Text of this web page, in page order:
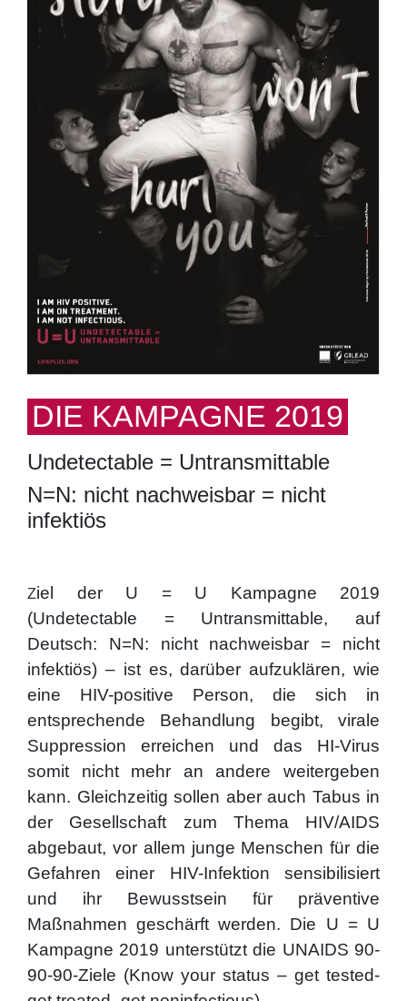
DIE KAMPAGNE 2019
Undetectable = Untransmittable
N=N: nicht nachweisbar = nicht
infektiös
Ziel der U = U Kampagne 2019
(Undetectable = Untransmittable, auf
Deutsch: N=N: nicht nachweisbar = nicht
infektiös) – ist es, darüber aufzuklären, wie
eine HIV-positive Person, die sich in
entsprechende Behandlung begibt, virale
Suppression erreichen und das HI-Virus
somit nicht mehr an andere weitergeben
kann. Gleichzeitig sollen aber auch Tabus in
der Gesellschaft zum Thema HIV/AIDS
abgebaut, vor allem junge Menschen für die
Gefahren einer HIV-Infektion sensibilisiert
und ihr Bewusstsein für präventive
Maßnahmen geschärft werden. Die U = U
Kampagne 2019 unterstützt die UNAIDS 90-
90-90-Ziele (Know your status – get tested-